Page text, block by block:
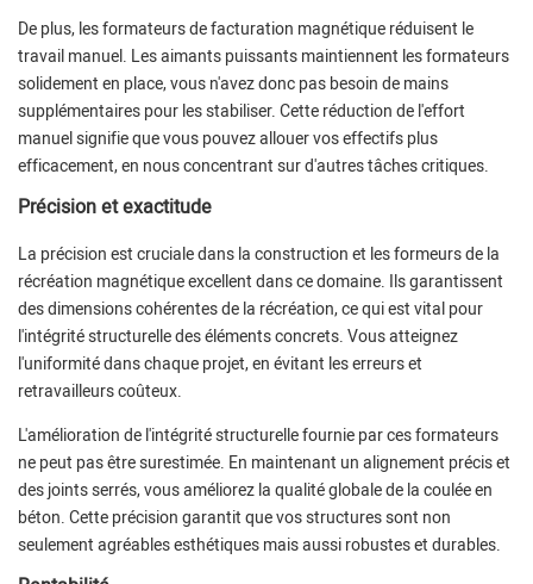
De plus, les formateurs de facturation magnétique réduisent le
travail manuel. Les aimants puissants maintiennent les formateurs
solidement en place, vous n'avez donc pas besoin de mains
supplémentaires pour les stabiliser. Cette réduction de l'effort
manuel signifie que vous pouvez allouer vos effectifs plus
efficacement, en nous concentrant sur d'autres tâches critiques.
Précision et exactitude
La précision est cruciale dans la construction et les formeurs de la
récréation magnétique excellent dans ce domaine. Ils garantissent
des dimensions cohérentes de la récréation, ce qui est vital pour
l'intégrité structurelle des éléments concrets. Vous atteignez
l'uniformité dans chaque projet, en évitant les erreurs et
retravailleurs coûteux.
L'amélioration de l'intégrité structurelle fournie par ces formateurs
ne peut pas être surestimée. En maintenant un alignement précis et
des joints serrés, vous améliorez la qualité globale de la coulée en
béton. Cette précision garantit que vos structures sont non
seulement agréables esthétiques mais aussi robustes et durables.